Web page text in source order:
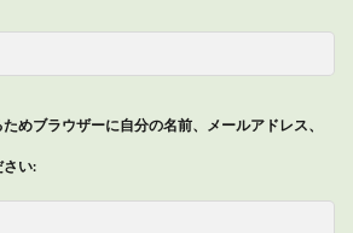
めブラウザーに自分の名前、メールアドレス、
さい: